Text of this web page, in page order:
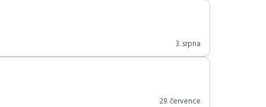
3. srpna
29. července